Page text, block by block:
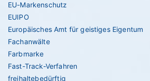
EU-Markenschutz
EUIPO
Europäisches Amt für geistiges Eigentum
Fachanwälte
Farbmarke
Fast-Track-Verfahren
freihaltebedürftig